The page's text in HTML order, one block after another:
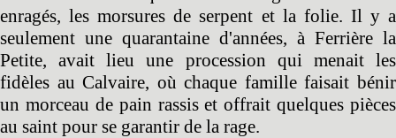
enragés, les morsures de serpent et la folie. Il y a
seulement une quarantaine d'années, à Ferrière la
Petite, avait lieu une procession qui menait les
fidèles au Calvaire, où chaque famille faisait bénir
un morceau de pain rassis et offrait quelques pièces
au saint pour se garantir de la rage.